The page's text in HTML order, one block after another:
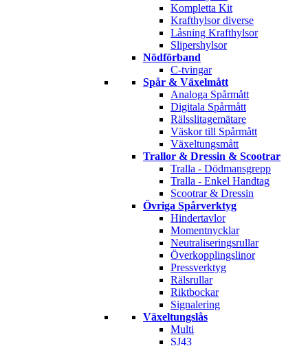
Kompletta Kit
Krafthylsor diverse
Låsning Krafthylsor
Slipershylsor
Nödförband
C-tvingar
Spår & Växelmått
Analoga Spårmått
Digitala Spårmått
Rälsslitagemätare
Väskor till Spårmått
Växeltungsmått
Trallor & Dressin & Scootrar
Tralla - Dödmansgrepp
Tralla - Enkel Handtag
Scootrar & Dressin
Övriga Spårverktyg
Hindertavlor
Momentnycklar
Neutraliseringsrullar
Överkopplingslinor
Pressverktyg
Rälsrullar
Riktbockar
Signalering
Växeltungslås
Multi
SJ43